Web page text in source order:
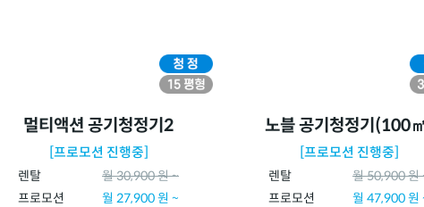
멀티액션 공기청정기2
[프로모션 진행중]
렌탈 월30,900원 ~
프로모션
월 27,900원 ~
노블 공기청정기(100
[프로모션 진행중]
렌탈 월50,900원
프로모션
월 47,900원